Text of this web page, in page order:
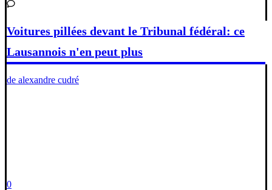
Voitures pillées devant le Tribunal fédéral: ce
Lausannois n'en peut plus
de alexandre cudré
0